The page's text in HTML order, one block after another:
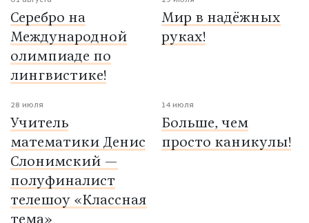
Серебро на
Международной
олимпиаде по
лингвистике!
Мир в надёжных
руках!
28 июля
Учитель
математики Денис
Слонимский —
полуфиналист
телешоу «Классная
14 июля
Больше, чем
просто каникулы!